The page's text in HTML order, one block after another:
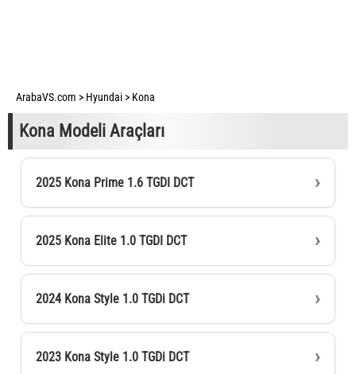
ArabaVS.com > Hyundai > Kona
Kona Modeli Araçları
2025 Kona Prime 1.6 TGDI DCT
2025 Kona Elite 1.0 TGDI DCT
2024 Kona Style 1.0 TGDi DCT
2023 Kona Style 1.0 TGDi DCT